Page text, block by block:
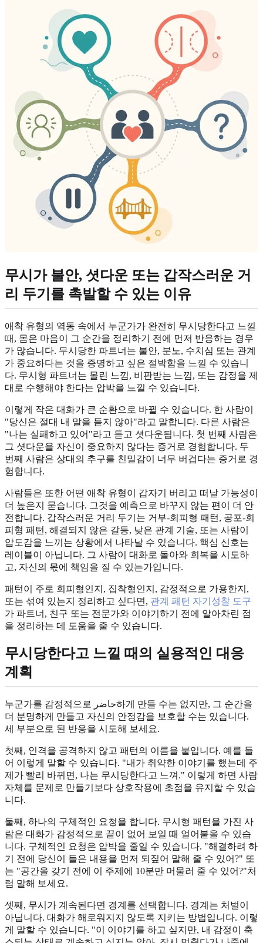
무시가 불안, 셧다운 또는 갑작스러운 거
리 두기를 촉발할 수 있는 이유
애착 유형의 역동 속에서 누군가가 완전히 무시당한다고 느낄
때, 몸은 마음이 그 순간을 정리하기 전에 먼저 반응하는 경우
가 많습니다. 무시당한 파트너는 불안, 분노, 수치심 또는 관계
가 중요하다는 것을 증명하고 싶은 절박함을 느낄 수 있습니
다. 무시형 파트너는 몰린 느낌, 비판받는 느낌, 또는 감정을 제
대로 수행해야 한다는 압박을 느낄 수 있습니다.
이렇게 작은 대화가 큰 순환으로 바뀔 수 있습니다. 한 사람이
"당신은 절대 내 말을 듣지 않아"라고 말합니다. 다른 사람은
"나는 실패하고 있어"라고 듣고 셧다운됩니다. 첫 번째 사람은
그 셧다운을 자신이 중요하지 않다는 증거로 경험합니다. 두
번째 사람은 상대의 추구를 친밀감이 너무 버겁다는 증거로 경
험합니다.
사람들은 또한 어떤 애착 유형이 갑자기 버리고 떠날 가능성이
더 높은지 묻습니다. 그것을 예측으로 바꾸지 않는 편이 더 안
전합니다. 갑작스러운 거리 두기는 거부-회피형 패턴, 공포-회
피형 패턴, 해결되지 않은 갈등, 낮은 관계 기술, 또는 사람이
압도감을 느끼는 상황에서 나타날 수 있습니다. 핵심 신호는
레이블이 아닙니다. 그 사람이 대화로 돌아와 회복을 시도하
고, 자신의 몫에 책임을 질 수 있는가입니다.
패턴이 주로 회피형인지, 집착형인지, 감정적으로 가용한지,
또는 섞여 있는지 정리하고 싶다면, 관계 패턴 자기성찰 도구
가 파트너, 친구 또는 전문가와 이야기하기 전에 알아차린 점
을 정리하는 데 도움을 줄 수 있습니다.
무시당한다고 느낄 때의 실용적인 대응
계획
누군가를 감정적으로 حاضر하게 만들 수는 없지만, 그 순간을
더 분명하게 만들고 자신의 안정감을 보호할 수는 있습니다.
세 부분으로 된 반응을 시도해 보세요.
첫째, 인격을 공격하지 않고 패턴의 이름을 붙입니다. 예를 들
어 이렇게 말할 수 있습니다. "내가 취약한 이야기를 했는데 주
제가 빨리 바뀌면, 나는 무시당한다고 느껴." 이렇게 하면 사람
자체를 문제로 만들기보다 상호작용에 초점을 유지할 수 있습
니다.
둘째, 하나의 구체적인 요청을 합니다. 무시형 패턴을 가진 사
람은 대화가 감정적으로 끝이 없어 보일 때 얼어붙을 수 있습
니다. 구체적인 요청은 압박을 줄일 수 있습니다. "해결하려 하
기 전에 당신이 들은 내용을 먼저 되짚어 말해 줄 수 있어?" 또
는 "공간을 갖기 전에 이 주제에 10분만 머물러 줄 수 있어?"처
럼 말해 보세요.
셋째, 무시가 계속된다면 경계를 선택합니다. 경계는 처벌이
아닙니다. 대화가 해로워지지 않도록 지키는 방법입니다. 이렇
게 말할 수 있습니다. "이 이야기를 하고 싶지만, 내 감정이 축